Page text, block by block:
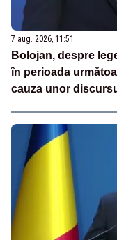
7 aug. 2026, 11:51
Bolojan, despre
în perioada
cauza unor